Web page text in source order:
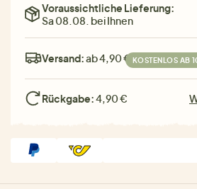
Voraussichtliche Lieferung:
Sa 08.08. bei Ihnen
Versand:ab 4,90 € KOSTENLOS AB
Rückgabe:4,90 €